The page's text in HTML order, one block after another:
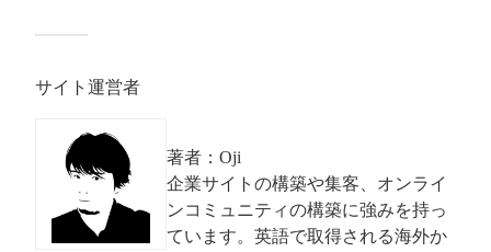
サイト運営者
著者：Oji
企業サイトの構築や集客、オンライ
ンコミュニティの構築に強みを持っ
ています。英語で取得される海外か